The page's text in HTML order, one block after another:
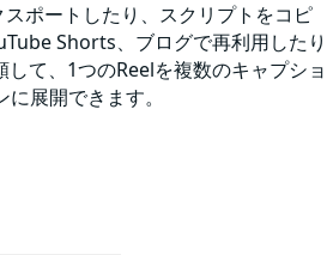
スポートしたり、スクリプトをコピ
Shorts、ブログで再利用したり
して、1つのReelを複数のキャプショ
展開できます。